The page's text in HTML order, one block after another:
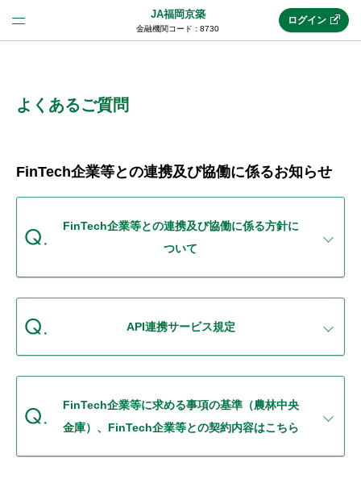
JA福岡京築
金融機関コード : 8730
(法人JAネットバンク)
JAネットバンクトップ
機能・サービス
セキュリティ
使い方
ログイン
よくあるご質問
FinTech企業等との連携及び協働に係るお知らせ
FinTech企業等との連携及び協働に係る方針に
ついて
API連携サービス規定
FinTech企業等に求める事項の基準（農林中央
金庫）、FinTech企業等との契約内容はこちら